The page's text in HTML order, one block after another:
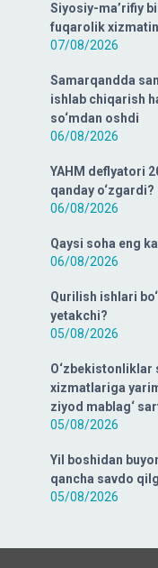
Siyosiy-ma’rifiy
fuqarolik
07/08/2026
Samarqandda
ishlab chiqarish
so‘mdan oshdi
06/08/2026
YAHM deflyatori
qanday o‘zgardi?
06/08/2026
Qaysi soha eng
06/08/2026
Qurilish ishlari
yetakchi?
05/08/2026
O‘zbekistonliklar
xizmatlariga
ziyod mablag‘
05/08/2026
Yil boshidan
qancha savdo
05/08/2026